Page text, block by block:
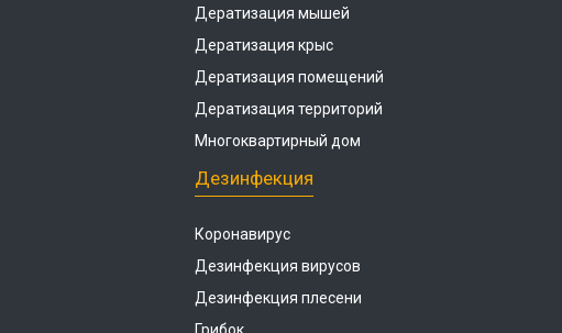
Дератизация мышей
Дератизация крыс
Дератизация помещений
Дератизация территорий
Многоквартирный дом
Дезинфекция
Коронавирус
Дезинфекция вирусов
Дезинфекция плесени